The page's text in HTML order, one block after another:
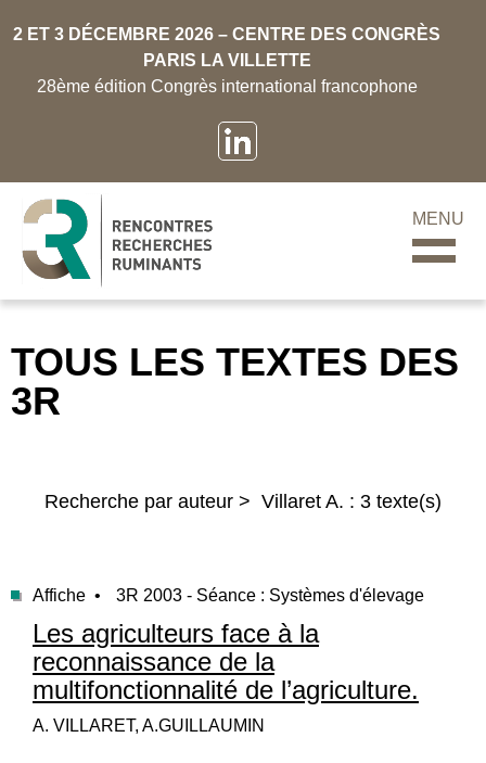
2 ET 3 DÉCEMBRE 2026 – CENTRE DES CONGRÈS
PARIS LA VILLETTE
28ème édition Congrès international francophone
MENU
TOUS LES TEXTES DES
3R
Recherche par auteur > Villaret A. : 3 texte(s)
Affiche • 3R 2003 - Séance : Systèmes d'élevage
Les agriculteurs face à la
reconnaissance de la
multifonctionnalité de l’agriculture.
A. VILLARET, A.GUILLAUMIN